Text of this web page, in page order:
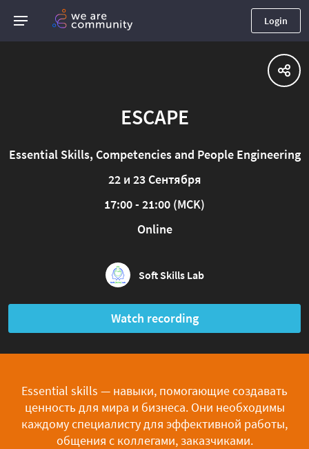
Login
ESCAPE
Essential Skills, Competencies and People Engineering
22 и 23 Сентября
17:00 - 21:00 (MCK)
Online
Soft Skills Lab
Watch recording
Essential skills — навыки, помогающие создавать
ценность для мира и бизнеса. Они необходимы
каждому специалисту для эффективной работы,
общения с коллегами, заказчиками.